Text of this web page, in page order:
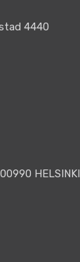
4440
HELSINKI